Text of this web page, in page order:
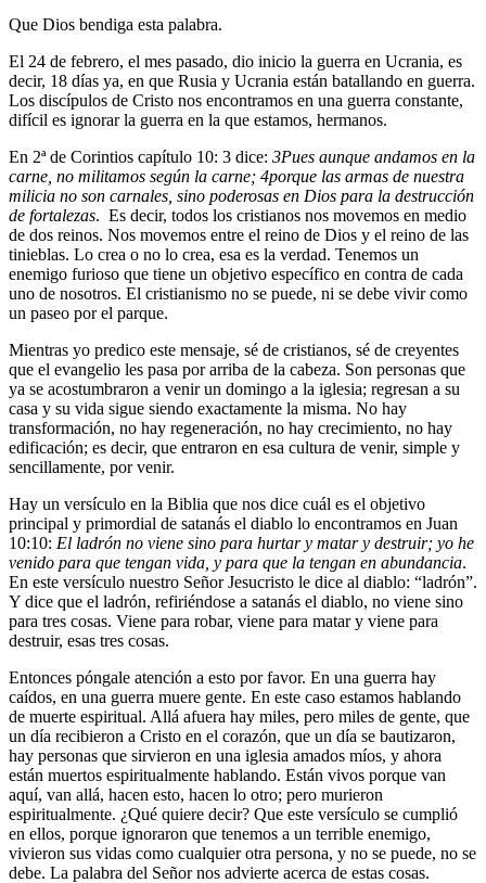
Que Dios bendiga esta palabra.
El 24 de febrero, el mes pasado, dio inicio la guerra en Ucrania, es
decir, 18 días ya, en que Rusia y Ucrania están batallando en guerra.
Los discípulos de Cristo nos encontramos en una guerra constante,
difícil es ignorar la guerra en la que estamos, hermanos.
En 2ª de Corintios capítulo 10: 3 dice: 3Pues aunque andamos en la
carne, no militamos según la carne; 4porque las armas de nuestra
milicia no son carnales, sino poderosas en Dios para la destrucción
de fortalezas. Es decir, todos los cristianos nos movemos en medio
de dos reinos. Nos movemos entre el reino de Dios y el reino de las
tinieblas. Lo crea o no lo crea, esa es la verdad. Tenemos un
enemigo furioso que tiene un objetivo específico en contra de cada
uno de nosotros. El cristianismo no se puede, ni se debe vivir como
un paseo por el parque.
Mientras yo predico este mensaje, sé de cristianos, sé de creyentes
que el evangelio les pasa por arriba de la cabeza. Son personas que
ya se acostumbraron a venir un domingo a la iglesia; regresan a su
casa y su vida sigue siendo exactamente la misma. No hay
transformación, no hay regeneración, no hay crecimiento, no hay
edificación; es decir, que entraron en esa cultura de venir, simple y
sencillamente, por venir.
Hay un versículo en la Biblia que nos dice cuál es el objetivo
principal y primordial de satanás el diablo lo encontramos en Juan
10:10: El ladrón no viene sino para hurtar y matar y destruir; yo he
venido para que tengan vida, y para que la tengan en abundancia.
En este versículo nuestro Señor Jesucristo le dice al diablo: “ladrón”.
Y dice que el ladrón, refiriéndose a satanás el diablo, no viene sino
para tres cosas. Viene para robar, viene para matar y viene para
destruir, esas tres cosas.
Entonces póngale atención a esto por favor. En una guerra hay
caídos, en una guerra muere gente. En este caso estamos hablando
de muerte espiritual. Allá afuera hay miles, pero miles de gente, que
un día recibieron a Cristo en el corazón, que un día se bautizaron,
hay personas que sirvieron en una iglesia amados míos, y ahora
están muertos espiritualmente hablando. Están vivos porque van
aquí, van allá, hacen esto, hacen lo otro; pero murieron
espiritualmente. ¿Qué quiere decir? Que este versículo se cumplió
en ellos, porque ignoraron que tenemos a un terrible enemigo,
vivieron sus vidas como cualquier otra persona, y no se puede, no se
debe. La palabra del Señor nos advierte acerca de estas cosas.